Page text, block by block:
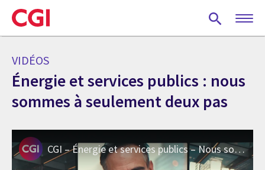
Skip
to
main
VIDÉOS
Énergie et services publics : nous
sommes à seulement deux pas
CGI – Énergie et services publics – Nous sommes à seulement deux pas